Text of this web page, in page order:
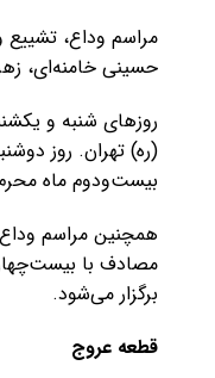
مراسم وداع، تشییع
حسینی خامنه‌ای، زهرا
بیست‌ودوم ماه
مصادف با
برگزار می‌شود.
قطعه عروج